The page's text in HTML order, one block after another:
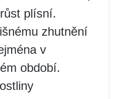
plísní.
zhutnění
v
období.